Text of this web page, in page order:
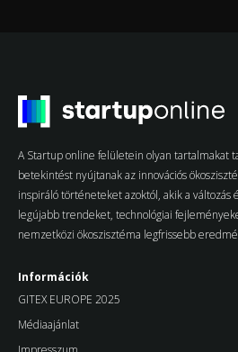
A Startup online felületein olyan tartalmakat
betekintést nyújtanak az innovációs
inspiráló történeteket azoktól, akik a változás
legújabb trendeket, technológiai
nemzetközi ökoszisztéma legfrissebb
Információk
GITEX EUROPE 2025
Médiaajánlat